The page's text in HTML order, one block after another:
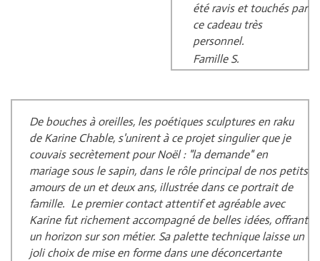
été ravis et touchés par
ce cadeau très
personnel.
Famille S.
De bouches à oreilles, les poétiques sculptures en raku
de Karine Chable, s'unirent à ce projet singulier que je
couvais secrètement pour Noël : "la demande" en
mariage sous le sapin, dans le rôle principal de nos petits
amours de un et deux ans, illustrée dans ce portrait de
famille. Le premier contact attentif et agréable avec
Karine fut richement accompagné de belles idées, offrant
un horizon sur son métier. Sa palette technique laisse un
joli choix de mise en forme dans une déconcertante